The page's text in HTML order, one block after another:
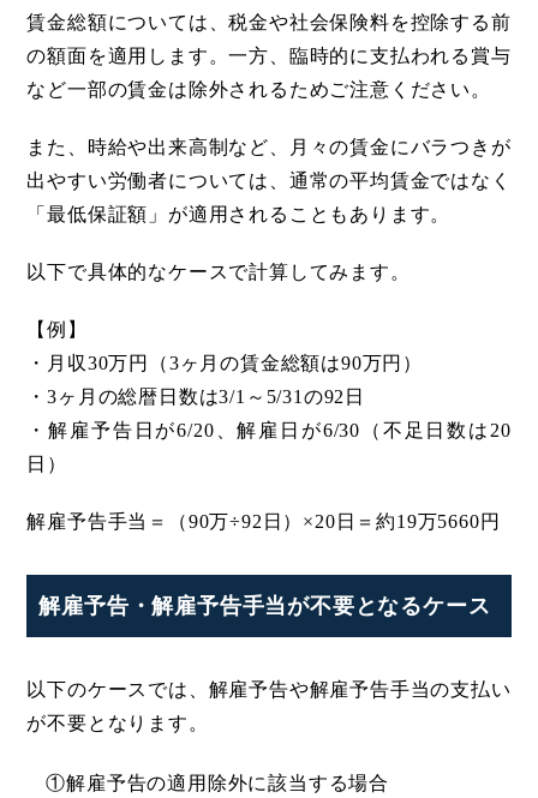
賃金総額については、税金や社会保険料を控除する前
の額面を適用します。一方、臨時的に支払われる賞与
など一部の賃金は除外されるためご注意ください。
また、時給や出来高制など、月々の賃金にバラつきが
出やすい労働者については、通常の平均賃金ではなく
「最低保証額」が適用されることもあります。
以下で具体的なケースで計算してみます。
【例】
・月収30万円（3ヶ月の賃金総額は90万円）
・3ヶ月の総暦日数は3/1～5/31の92日
・解雇予告日が6/20、解雇日が6/30（不足日数は20
日）
解雇予告手当＝（90万÷92日）×20日＝約19万5660円
解雇予告・解雇予告手当が不要となるケース
以下のケースでは、解雇予告や解雇予告手当の支払い
が不要となります。
①解雇予告の適用除外に該当する場合